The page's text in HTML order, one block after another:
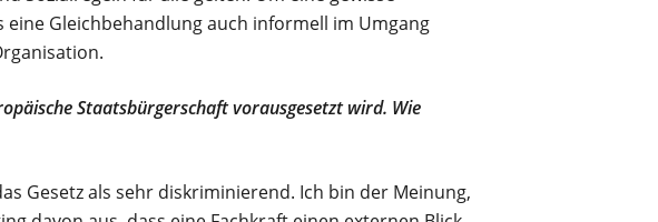
Gleichbehandlung auch informell im Umgang
Staatsbürgerschaft vorausgesetzt wird. Wie
Gesetz als sehr diskriminierend. Ich bin der Meinung,